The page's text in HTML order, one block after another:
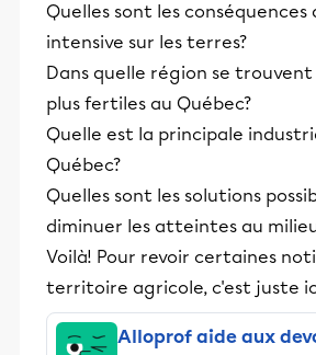
Quelles sont les
intensive sur les terres?
Dans quelle région se
plus fertiles au Québec?
Quelle est la principale
Québec?
Quelles sont les solutions
diminuer les atteintes au
Voilà! Pour revoir certaines
territoire agricole, c'est juste
Alloprof aide aux